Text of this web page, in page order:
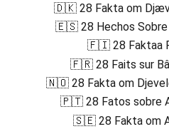
🇩🇰 28 Fakta om
🇪🇸 28 Hechos Sobre
🇫🇮 28 Faktaa
🇫🇷 28 Faits sur
🇳🇴 28 Fakta om
🇵🇹 28 Fatos sobre
🇸🇪 28 Fakta om